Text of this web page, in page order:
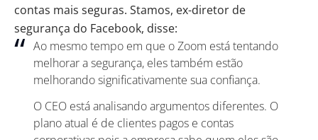
contas mais seguras. Stamos, ex-diretor de
segurança do Facebook, disse:
Ao mesmo tempo em que o Zoom está tentando
melhorar a segurança, eles também estão
melhorando significativamente sua confiança.
O CEO está analisando argumentos diferentes. O
plano atual é de clientes pagos e contas